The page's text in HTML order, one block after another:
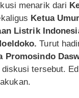
menarik dari
Ketua
Listrik
Turut
Promosindo
diskusi tersebut.